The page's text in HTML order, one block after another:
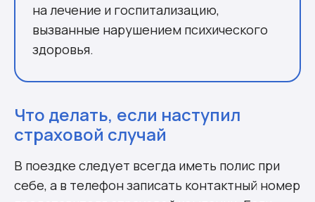
на лечение и госпитализацию,
вызванные нарушением психического
здоровья.
Что делать, если наступил
страховой случай
В поездке следует всегда иметь полис при
себе, а в телефон записать контактный номер